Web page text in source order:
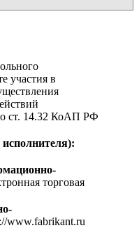
участия в
ст. 14.32 КоАП РФ
торговая
www.fabrikant.ru